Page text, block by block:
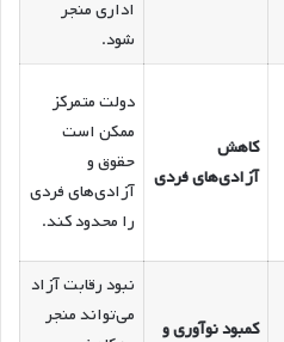
اداری منجر
شود.
کاهش
آزادی‌های فردی
دولت متمرکز
ممکن است
حقوق و
آزادی‌های فردی
را محدود کند.
کمبود نوآوری و
نبود رقابت آزاد
می‌تواند منجر